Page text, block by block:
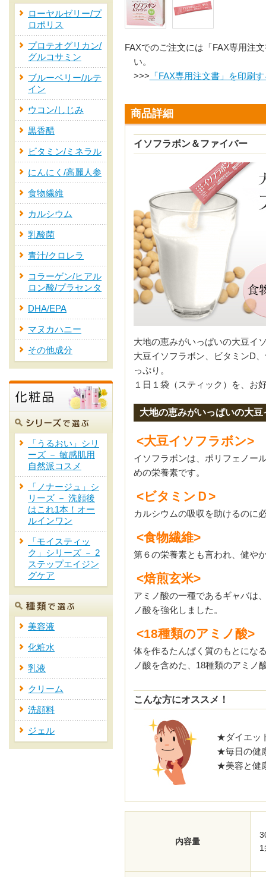
FAXでのご注文には「FAX専用注
い。
>>> 「FAX専用注文書」を印刷す
商品詳細
イソフラボン＆ファイバー
大地の恵みがいっぱいの大豆イ
大豆イソフラボン、ビタミンD
っぷり。
１日１袋（スティック）を、お
大地の恵みがいっぱいの大
<大豆イソフラボン>
イソフラボンは、ポリフェノー
めの栄養素です。
<ビタミンＤ>
カルシウムの吸収を助けるのに
<食物繊維>
第６の栄養素とも言われ、健や
<焙煎玄米>
アミノ酸の一種であるギャバは
ノ酸を強化しました。
<18種類のアミノ酸>
体を作るたんぱく質のもとにな
ノ酸を含めた、18種類のアミノ
こんな方にオススメ！
★ダイエッ
★毎日の健
★美容と健
内容量
ローヤルゼリー/プ
ロポリス
プロテオグリカン/
グルコサミン
ブルーベリー/ルテ
イン
ウコン/しじみ
黒香醋
ビタミン/ミネラル
にんにく/高麗人参
食物繊維
カルシウム
乳酸菌
青汁/クロレラ
コラーゲン/ヒアル
ロン酸/プラセンタ
DHA/EPA
マヌカハニー
その他成分
「うるおい」シリ
ーズ － 敏感肌用
自然派コスメ
「ノナージュ」シ
リーズ － 洗顔後
はこれ1本！オー
ルインワン
「モイスティッ
ク」シリーズ － 2
ステップエイジン
グケア
美容液
化粧水
乳液
クリーム
洗顔料
ジェル